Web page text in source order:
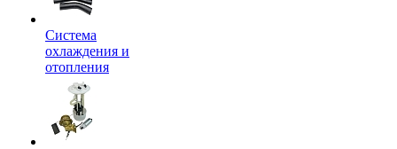
Система
охлаждения и
отопления